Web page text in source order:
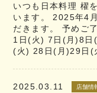
いつも日本料理 櫂
います。 2025年4
だきます。 予めご
1日(火) 7日(月)8
(火) 28日(月)29日(
2025.03.11 店舗情